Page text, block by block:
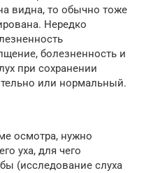
видна, то обычно тоже
Нередко
болезненность и
при сохранении
или нормальный.
осмотра, нужно
уха, для чего
(исследование слуха